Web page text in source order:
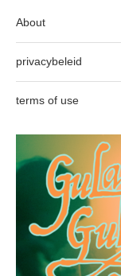
About
privacybeleid
terms of use